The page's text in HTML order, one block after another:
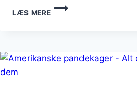
LÆS MERE
PANDEKAGER
MED